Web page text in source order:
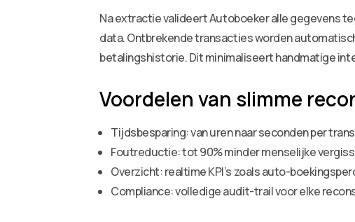
Na extractie valideert Autoboeker alle gegevens
data. Ontbrekende transacties worden
betalingshistorie. Dit minimaliseert handmatige
Voordelen van slimme
Tijdsbesparing: van uren naar seconden per
Foutreductie: tot 90% minder menselijke
Overzicht: realtime KPI’s zoals auto-
Compliance: volledige audit-trail voor elke